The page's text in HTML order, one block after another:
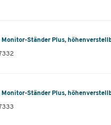
Monitor-Ständer Plus,
Monitor-Ständer Plus,